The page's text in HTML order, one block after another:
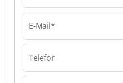
E-Mail*
Telefon